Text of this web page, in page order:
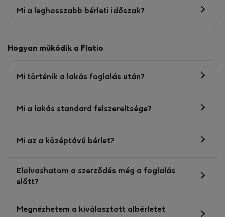
Mi a leghosszabb bérleti időszak?
Hogyan működik a Flatio
Mi történik a lakás foglalás után?
Mi a lakás standard felszereltsége?
Mi az a középtávú bérlet?
Elolvashatom a szerződés még a foglalás
előtt?
Megnézhetem a kiválasztott albérletet